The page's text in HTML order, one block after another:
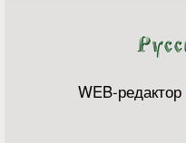
WEB-редактор